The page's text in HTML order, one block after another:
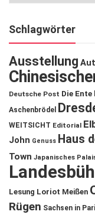
Schlagwörter
Ausstellung
Deutsche Post Die
Aschenbrödel
WEITSICHT Editorial
John Genuss Haus
Town Japanisches
Lesung Loriot Meißen
Rügen Sachsen in